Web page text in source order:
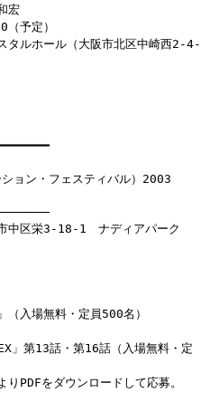
宏
予定）
タルホール（大阪市北区中崎西2-4-
ョン・フェスティバル）2003
中区栄3-18-1 ナディアパーク
（入場無料・定員500名）
」第13話・第16話（入場無料・定
PDFをダウンロードして応募。